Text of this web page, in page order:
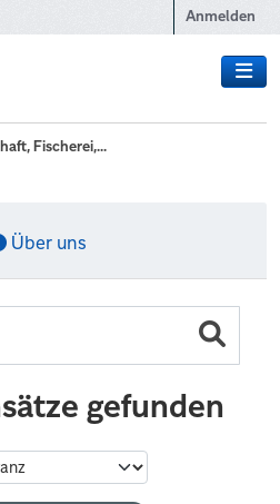
Anmelden
Fischerei,...
Über uns
gefunden